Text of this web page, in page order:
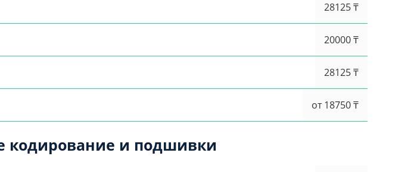
28125 ₸
20000 ₸
28125 ₸
от 18750 ₸
кодирование и подшивки